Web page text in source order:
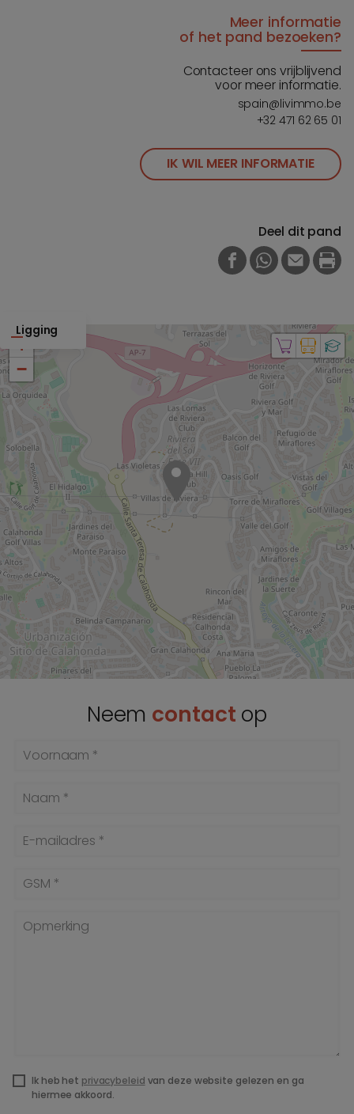
Meer informatie
of het pand bezoeken?
Contacteer ons vrijblijvend
voor meer informatie.
spain@livimmo.be
+32 471 62 65 01
IK WIL MEER INFORMATIE
Deel dit pand
FACEBOOK
WHATSAPP
E-MAIL
Ligging
+
−
Neem contact op
Voornaam *
Naam *
E-mailadres *
GSM *
Opmerking
Ik heb het privacybeleid van deze website gelezen en ga
hiermee akkoord.